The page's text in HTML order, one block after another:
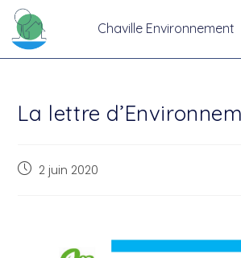
Chaville Environnement
La lettre
2 juin 2020